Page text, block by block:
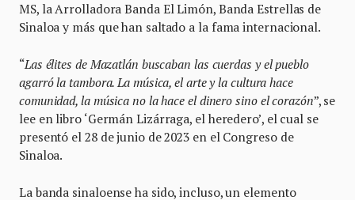
MS, la Arrolladora Banda El Limón, Banda Estrellas de
Sinaloa y más que han saltado a la fama internacional.
“Las élites de Mazatlán buscaban las cuerdas y el pueblo
agarró la tambora. La música, el arte y la cultura hace
comunidad, la música no la hace el dinero sino el corazón”, se
lee en libro ‘Germán Lizárraga, el heredero’, el cual se
presentó el 28 de junio de 2023 en el Congreso de
Sinaloa.
La banda sinaloense ha sido, incluso, un elemento